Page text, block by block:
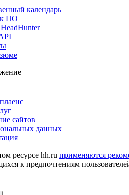
календарь
к ПО
сайтов
данных
ресурсе hh.ru применяются
к предпочтениям